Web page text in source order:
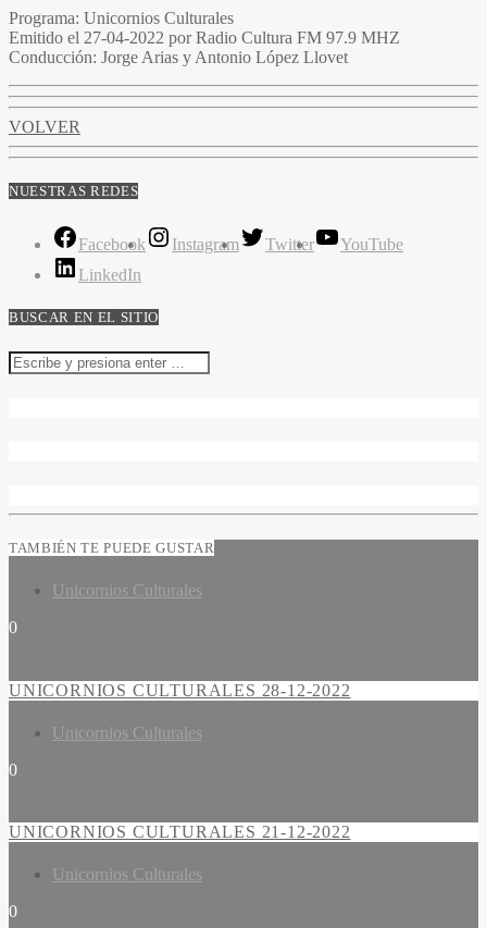
Programa: Unicornios Culturales
Emitido el 27-04-2022 por Radio Cultura FM 97.9 MHZ
Conducción: Jorge Arias y Antonio López Llovet
VOLVER
NUESTRAS REDES
Facebook Instagram Twitter
YouTube
LinkedIn
BUSCAR EN EL SITIO
TAMBIÉN TE PUEDE GUSTAR
Unicornios Culturales
0
UNICORNIOS CULTURALES 28-12-2022
Unicornios Culturales
0
UNICORNIOS CULTURALES 21-12-2022
Unicornios Culturales
0